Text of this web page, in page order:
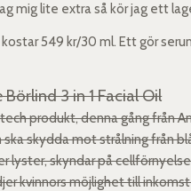
mig lite extra så kör jag ett
549 kr/30 ml. Ett gör
3 in 1 Facial Oil
produkt, denna gång från
skydda mot strålning från
lyster, skyndar på
kvinnors möjlighet till